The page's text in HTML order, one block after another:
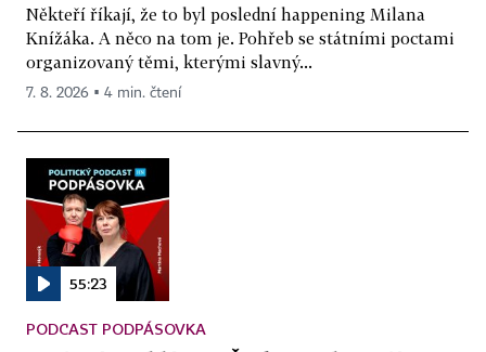
Někteří říkají, že to byl poslední happening Milana
Knížáka. A něco na tom je. Pohřeb se státními poctami
organizovaný těmi, kterými slavný...
7. 8. 2026 ▪ 4 min. čtení
55:23
PODCAST PODPÁSOVKA